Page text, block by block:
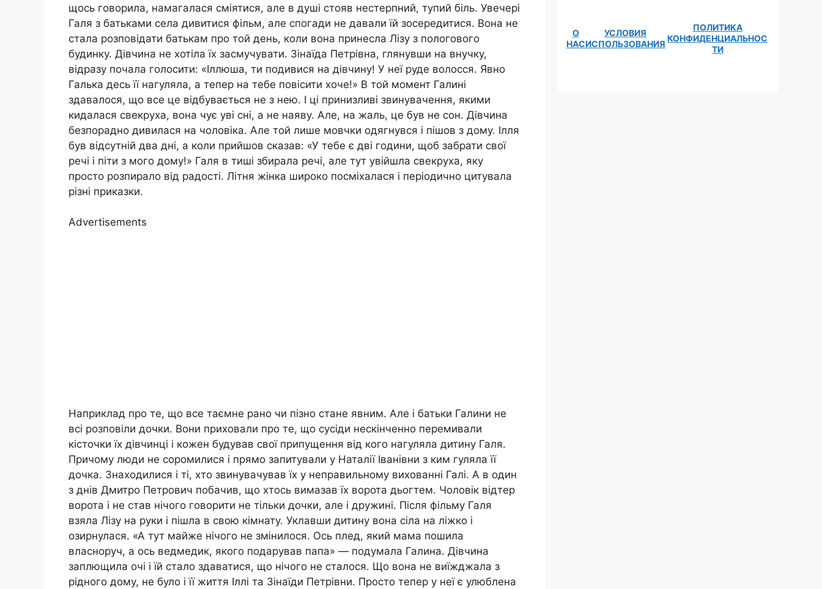
щось говорила, намагалася сміятися, але в душі стояв нестерпний, тупий біль. Увечері
Галя з батьками села дивитися фільм, але спогади не давали їй зосередитися. Вона не
стала розповідати батькам про той день, коли вона принесла Лізу з пологового
будинку. Дівчина не хотіла їх засмучувати. Зінаїда Петрівна, глянувши на внучку,
відразу почала голосити: «Іллюша, ти подивися на дівчину! У неї руде волосся. Явно
Галька десь її нагуляла, а тепер на тебе повісити хоче!» В той момент Галині
здавалося, що все це відбувається не з нею. І ці принизливі звинувачення, якими
кидалася свекруха, вона чує уві сні, а не наяву. Але, на жаль, це був не сон. Дівчина
безпорадно дивилася на чоловіка. Але той лише мовчки одягнувся і пішов з дому. Ілля
був відсутній два дні, а коли прийшов сказав: «У тебе є дві години, щоб забрати свої
речі і піти з мого дому!» Галя в тиші збирала речі, але тут увійшла свекруха, яку
просто розпирало від радості. Літня жінка широко посміхалася і періодично цитувала
різні приказки.
Advertisements
Наприклад про те, що все таємне рано чи пізно стане явним. Але і батьки Галини не
всі розповіли дочки. Вони приховали про те, що сусіди нескінченно перемивали
кісточки їх дівчинці і кожен будував свої припущення від кого нагуляла дитину Галя.
Причому люди не соромилися і прямо запитували у Наталії Іванівни з ким гуляла її
дочка. Знаходилися і ті, хто звинувачував їх у неправильному вихованні Галі. А в один
з днів Дмитро Петрович побачив, що хтось вимазав їх ворота дьогтем. Чоловік відтер
ворота і не став нічого говорити не тільки дочки, але і дружині. Після фільму Галя
взяла Лізу на руки і пішла в свою кімнату. Уклавши дитину вона сіла на ліжко і
озирнулася. «А тут майже нічого не змінилося. Ось плед, який мама пошила
власноруч, а ось ведмедик, якого подарував папа» — подумала Галина. Дівчина
заплющила очі і їй стало здаватися, що нічого не сталося. Що вона не виїжджала з
рідного дому, не було і її життя Іллі та Зінаїди Петрівни. Просто тепер у неї є улюблена
О
НАС
УСЛОВИЯ
ИСПОЛЬЗОВАНИЯ
ПОЛИТИКА
КОНФИДЕНЦИАЛЬНОС
ТИ